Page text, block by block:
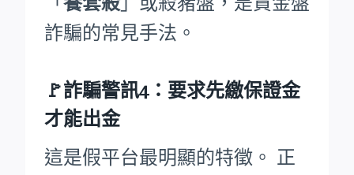
詐騙的常見手法。
🚩詐騙警訊4：要求先繳保證金
才能出金
這是假平台最明顯的特徵。 正